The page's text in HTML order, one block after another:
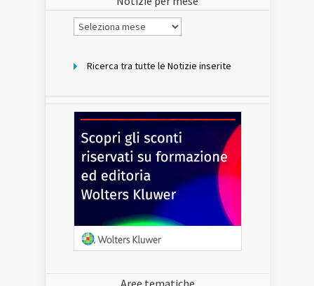
Notizie
per
Ricerca tra tutte le Notizie inserite